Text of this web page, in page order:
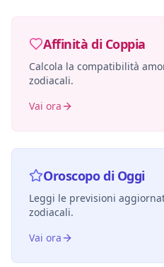
Affinità di Coppia
Calcola la compatibilità
zodiacali.
Vai ora
Oroscopo di Oggi
Leggi le previsioni
zodiacali.
Vai ora